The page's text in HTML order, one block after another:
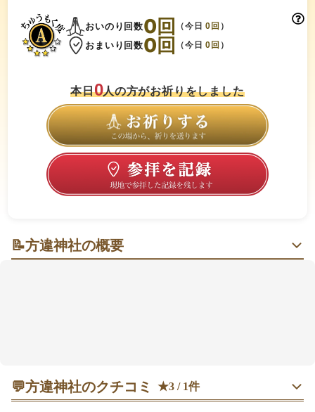
おいのり回数0回 （今日0 回 ）
おまいり回数0回 （今日0 回 ）
本日0人の方がお祈りをしました
📝方違神社の概要
われています。
地元住民はもちろん、多くの参拝者が訪れる神社で
💬方違神社のクチコミ ★3 / 1件